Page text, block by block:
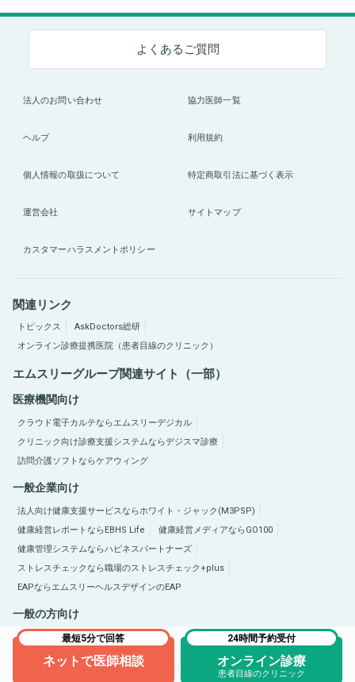
最短5分で回答
ネットで医師相談
24時間予約受付
オンライン診療
患者目線のクリニック
よくあるご質問
法人のお問い合わせ 協力医師一覧
ヘルプ 利用規約
個人情報の取扱について 特定商取引法に基づく表示
運営会社 サイトマップ
カスタマーハラスメントポリシー
関連リンク
トピックス
AskDoctors総研
オンライン診療提携医院（患者目線のクリニック）
エムスリーグループ関連サイト（一部）
医療機関向け
クラウド電子カルテならエムスリーデジカル
クリニック向け診療支援システムならデジスマ診療
訪問介護ソフトならケアウィング
一般企業向け
法人向け健康支援サービスならホワイト・ジャック(M3PSP)
健康経営レポートならEBHS Life
健康経営メディアならGO100
健康管理システムならハピネスパートナーズ
ストレスチェックなら職場のストレスチェック+plus
EAPならエムスリーヘルスデザインのEAP
一般の方向け
医療総合サイトQLife（キューライフ） 肥満症総合サイトならひまんラボ
Copyright © 2005-2026 M3, Inc. All Rights Reserved.